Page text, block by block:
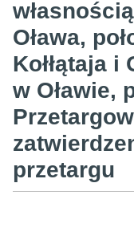
Oława,
Kołłątaja
w Oławie,
przetargu